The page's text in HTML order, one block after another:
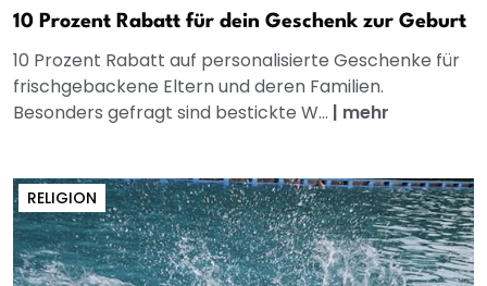
10 Prozent Rabatt für dein Geschenk zur Geburt
10 Prozent Rabatt auf personalisierte Geschenke für
frischgebackene Eltern und deren Familien.
Besonders gefragt sind bestickte W... | mehr
RELIGION